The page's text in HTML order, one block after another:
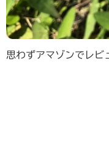
思わずアマゾンでレビ